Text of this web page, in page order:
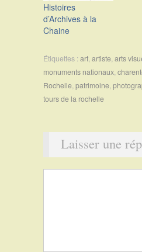
Histoires
d’Archives à la
Chaine
Étiquettes :art,artiste,arts
monuments nationaux,
Rochelle,patrimoine,
tours de la rochelle
Laisser une